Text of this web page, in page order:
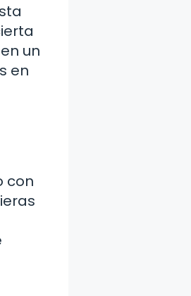
un
en
con